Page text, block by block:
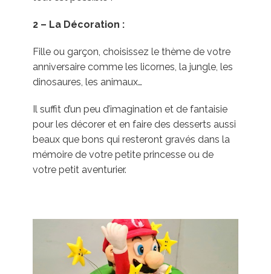
2 – La Décoration :
Fille ou garçon, choisissez le thème de votre
anniversaire comme les licornes, la jungle, les
dinosaures, les animaux…
Il suffit d’un peu d’imagination et de fantaisie
pour les décorer et en faire des desserts aussi
beaux que bons qui resteront gravés dans la
mémoire de votre petite princesse ou de
votre petit aventurier.